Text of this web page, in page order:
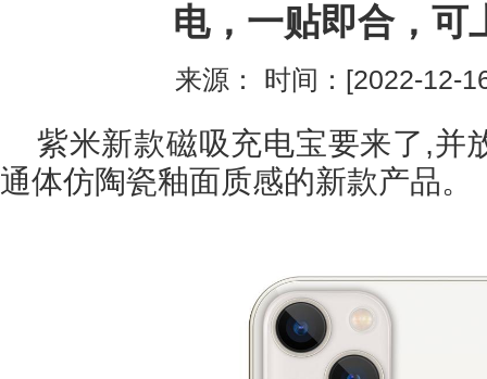
电，一贴即合，可
来源： 时间：[2022-12-
紫米新款磁吸充电宝要来了,并
通体仿陶瓷釉面质感的新款产品。